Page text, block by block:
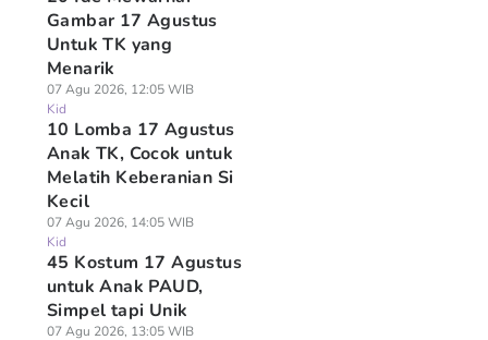
Gambar 17 Agustus
Untuk TK yang
Menarik
07 Agu 2026, 12:05 WIB
Kid
10 Lomba 17 Agustus
Anak TK, Cocok untuk
Melatih Keberanian Si
Kecil
07 Agu 2026, 14:05 WIB
Kid
45 Kostum 17 Agustus
untuk Anak PAUD,
Simpel tapi Unik
07 Agu 2026, 13:05 WIB